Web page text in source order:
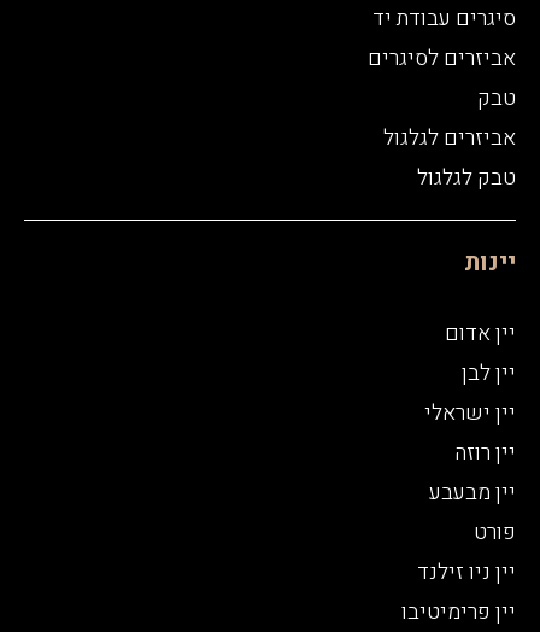
סיגרים עבודת יד
אביזרים לסיגרים
טבק
אביזרים לגלגול
טבק לגלגול
יינות
יין אדום
יין לבן
יין ישראלי
יין רוזה
יין מבעבע
פורט
יין ניו זילנד
יין פרימיטיבו